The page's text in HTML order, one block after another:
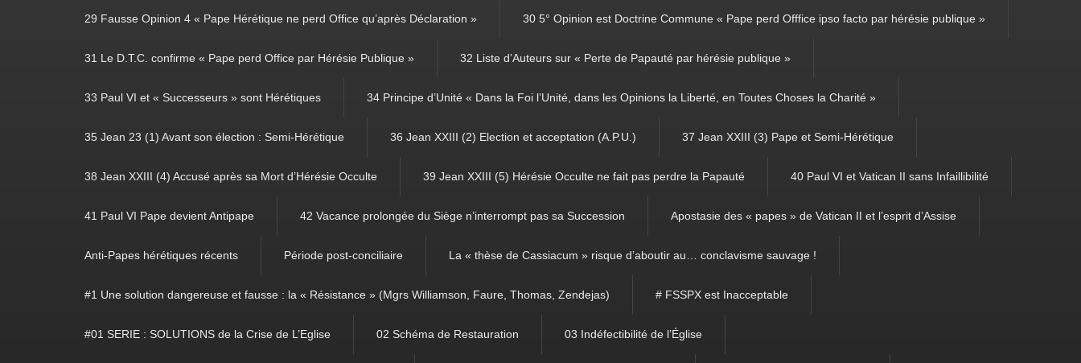
29 Fausse Opinion 4 « Pape Hérétique ne perd Office qu’après Déclaration » 30 5° Opinion est Doctrine Commune « Pape perd Offfice ipso facto par hérésie publique »
31 Le D.T.C. confirme « Pape perd Office par Hérésie Publique » 32 Liste d’Auteurs sur « Perte de Papauté par hérésie publique »
33 Paul VI et « Successeurs » sont Hérétiques 34 Principe d’Unité « Dans la Foi l’Unité, dans les Opinions la Liberté, en Toutes Choses la Charité »
35 Jean 23 (1) Avant son élection : Semi-Hérétique 36 Jean XXIII (2) Election et acceptation (A.P.U.) 37 Jean XXIII (3) Pape et Semi-Hérétique
38 Jean XXIII (4) Accusé après sa Mort d’Hérésie Occulte 39 Jean XXIII (5) Hérésie Occulte ne fait pas perdre la Papauté 40 Paul VI et Vatican II sans Infaillibilité
41 Paul VI Pape devient Antipape 42 Vacance prolongée du Siège n’interrompt pas sa Succession Apostasie des « papes » de Vatican II et l’esprit d’Assise
Anti-Papes hérétiques récents Période post-conciliaire La « thèse de Cassiacum » risque d’aboutir au… conclavisme sauvage !
#1 Une solution dangereuse et fausse : la « Résistance » (Mgrs Williamson, Faure, Thomas, Zendejas) # FSSPX est Inacceptable
#01 SERIE : SOLUTIONS de la Crise de L’Eglise 02 Schéma de Restauration 03 Indéfectibilité de l’Église